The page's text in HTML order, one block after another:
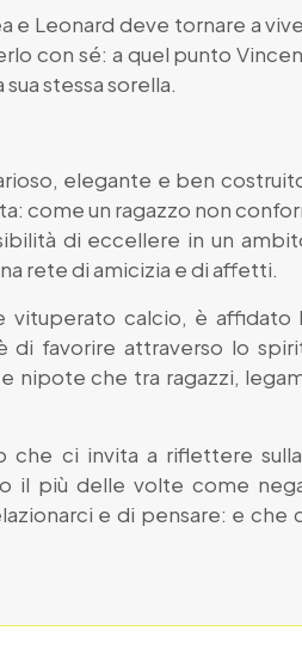
e Leonard deve tornare a
con sé: a quel punto
stessa sorella.
elegante e ben
come un ragazzo non
di eccellere in un
rete di amicizia e di affetti.
calcio, è
di favorire attraverso lo
nipote che tra ragazzi,
che ci invita a riflettere
il più delle volte come
e di pensare: e che